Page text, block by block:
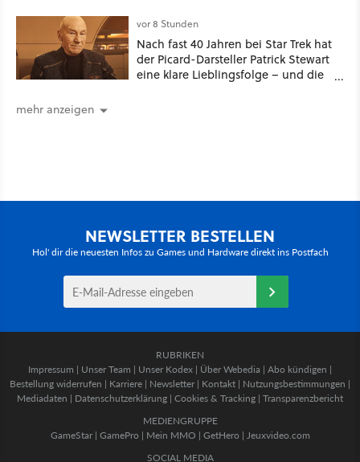
mehr an [Best of GameStar]
vor 8 Stunden
Nach fast 40 Jahren bei Star Trek hat
der Picard-Darsteller Patrick Stewart
eine klare Lieblingsfolge – und die
mehr anzeigen
NEWSLETTER BESTELLEN
Hol' dir die neuesten Infos zu Games und Hardware direkt ins Postfach
RUBRIKEN
Impressum | Unser Team | Unser Kodex | Über Webedia | Abo kündigen |
Bestellung widerrufen | Karriere | Newsletter | Kontakt | Nutzungsbestimmungen |
Mediadaten | Datenschutzerklärung | Cookies & Tracking | Transparenzbericht
MEDIENGRUPPE
GameStar| GamePro | Mein MMO | GetHero | Jeuxvideo.com
SOCIAL MEDIA